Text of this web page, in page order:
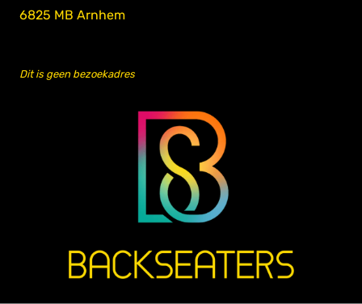
6825 MB Arnhem
Dit is geen bezoekadres